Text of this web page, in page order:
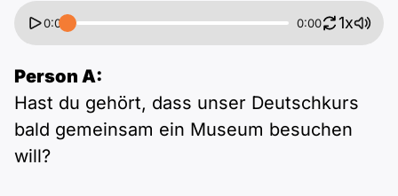
0:00 0:00 1x
Person A:
Hast du gehört, dass unser Deutschkurs
bald gemeinsam ein Museum besuchen
will?